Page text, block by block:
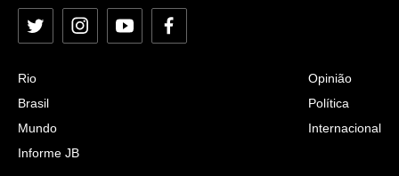
Twitter InstagramYouTubeFacebook
Rio
Brasil
Mundo
Informe JB
Opinião
Política
Internacional